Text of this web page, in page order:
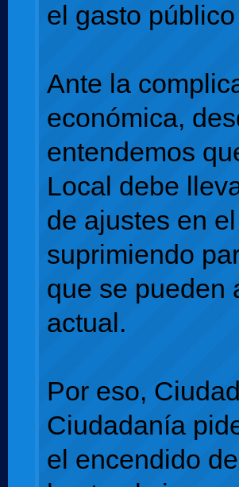
el gasto
Ante la
económica,
entendemos
Local debe
de ajustes en
suprimiendo
que se pueden
actual.
Por eso,
Ciudadanía
el encendido